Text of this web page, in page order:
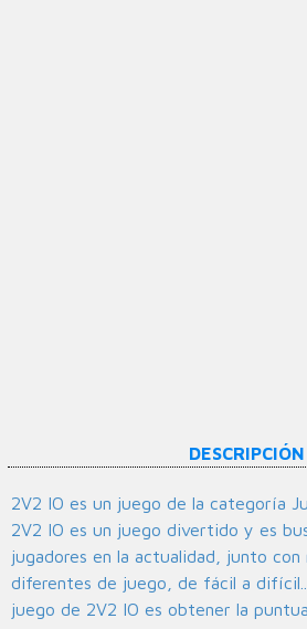
DESCRIPCIÓN
2V2 IO es un juego de la categoría
2V2 IO es un juego divertido y es
jugadores en la actualidad, junto con
diferentes de juego, de fácil a
juego de 2V2 IO es obtener la